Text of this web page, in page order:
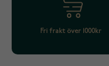
Fri frakt över 1000kr